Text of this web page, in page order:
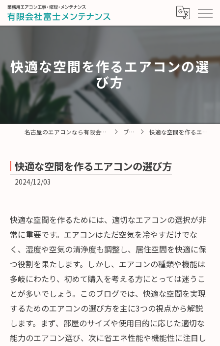
快適な空間を作るエアコンの選
び方
名古屋のエアコンなら有限会社富士メンテナンス ブログ 快適な空間を作るエアコンの選び方
快適な空間を作るエアコンの選び方
2024/12/03
快適な空間を作るためには、適切なエアコンの選択が非
常に重要です。エアコンはただ空気を冷やすだけでな
く、湿度や空気の清浄度も調整し、居住空間を快適に保
つ役割を果たします。しかし、エアコンの種類や機能は
多岐にわたり、初めて購入を考える方にとっては迷うこ
とが多いでしょう。このブログでは、快適な空間を実現
するためのエアコンの選び方を主に3つの視点から解説
します。まず、部屋のサイズや使用目的に応じた適切な
能力のエアコン選び、次に省エネ性能や機能性に注目し